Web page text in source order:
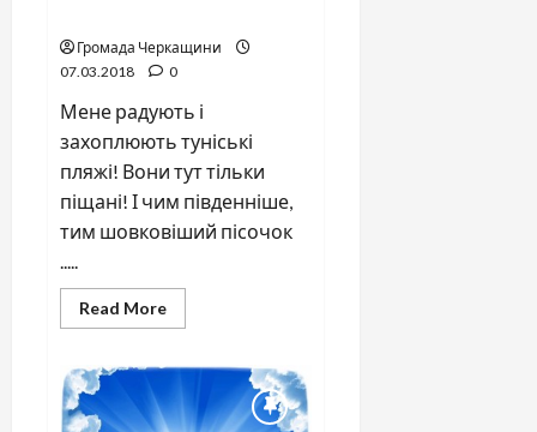
Громада Черкащини
07.03.2018
0
Мене радують і
захоплюють туніські
пляжі! Вони тут тільки
піщані! І чим південніше,
тим шовковіший пісочок
Read MoreRead
more
приваблює
Туніс
(продовження)